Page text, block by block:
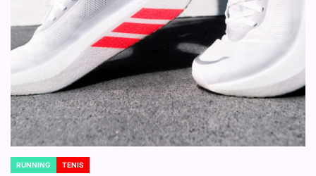
POSTED
RUNNING TENIS